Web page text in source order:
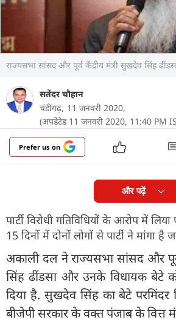
राज्यसभा सांसद और पूर्व केंद्रीय मंत्री सुखदेव सिंह
सतेंदर चौहान
चंडीगढ़, 11 जनवरी 2020,
(अपडेटेड 11 जनवरी 2020, 11:40 PM
Prefer us on
और पढ़ें
पार्टी विरोधी गतिविधियों के आरोप में
15 दिनों में दोनों लोगों से पार्टी ने मांगा है
अकाली दल ने राज्यसभा सांसद और
सिंह ढींडसा और उनके विधायक बेटे
दिया है. सुखदेव सिंह का बेटे परमिंदर
बीजेपी सरकार के वक्त पंजाब के वित्त